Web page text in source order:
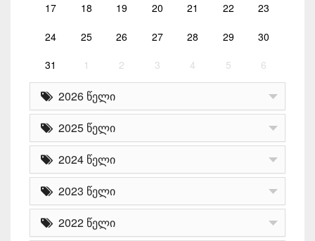
17 18 19 20 21 22 23
24 25 26 27 28 29 30
31 1 2 3 4 5 6
2026 წელი
2025 წელი
2024 წელი
2023 წელი
2022 წელი